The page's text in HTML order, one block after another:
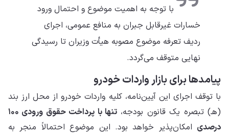
با توجه به اهمیت موضوع و احتمال ورود
خسارات غیرقابل جبران به منافع عمومی، اجرای
ردیف تعرفه موضوع مصوبه هیأت وزیران تا رسیدگی
نهایی متوقف می‌گردد.
پیامدها برای بازار واردات خودرو
با توقف اجرای این آیین‌نامه، کلیه واردات خودرو از محل ارز بند
(هـ) تبصره یک قانون بودجه،
تنها با پرداخت حقوق ورودی ۱۰۰
درصدی امکان‌پذیر خواهد بود. این موضوع احتمالاً منجر به